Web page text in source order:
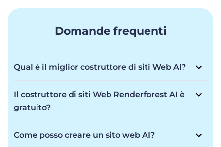
Domande frequenti
Qual è il miglior costruttore di siti Web AI?
flessibilità per trasformare la tua visione in realtà con
per un sito Web che ti impressiona. Che tu sia un
presenza online in pochi minuti con immagini
Il costruttore di siti Web Renderforest AI è
gratuito?
Freemium. Sebbene sia possibile creare un sito Web
gratuitamente, tramite l'abbonamento sono disponibili
Come posso creare un sito web AI?